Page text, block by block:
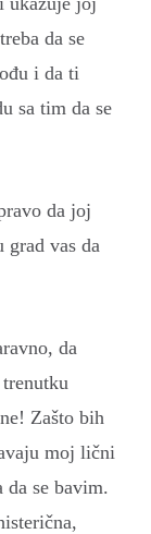
da se
i da ti
sa tim da se
da joj
grad vas da
da
Zašto bih
moj lični
se bavim.